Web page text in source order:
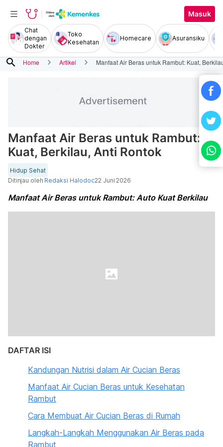
Masuk
Chat
dengan
Dokter
Toko
Kesehatan
Homecare Asuransiku
search Home Artikel Manfaat Air Beras untuk Rambut: Kuat,
Manfaat Air Beras untuk Rambut:
Kuat, Berkilau, Anti Rontok
Hidup Sehat
Ditinjau oleh Redaksi Halodoc22 Juni 2026
Manfaat Air Beras untuk Rambut: Auto Kuat Berkilau
DAFTAR ISI
Kandungan Nutrisi dalam Air Cucian Beras
Manfaat Air Cucian Beras untuk Kesehatan
Rambut
Cara Membuat Air Cucian Beras di Rumah
Langkah-Langkah Menggunakan Air Beras pada
Rambut